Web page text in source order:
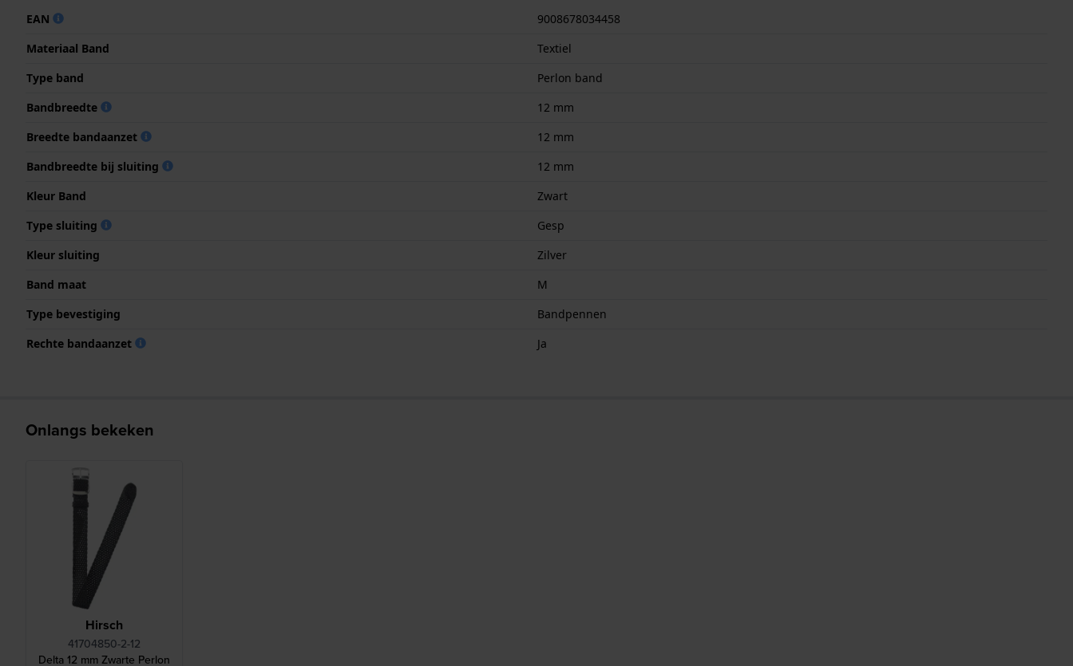
EAN
9008678034458
Materiaal Band
Textiel
Type band
Perlon band
Bandbreedte
12 mm
Breedte bandaanzet
12 mm
Bandbreedte bij sluiting
12 mm
Kleur Band
Zwart
Type sluiting
Gesp
Kleur sluiting
Zilver
Band maat
M
Type bevestiging
Bandpennen
Rechte bandaanzet
Ja
Onlangs bekeken
Hirsch
41704850-2-12
Delta 12 mm Zwarte Perlon